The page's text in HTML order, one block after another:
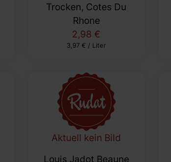
Trocken, Cotes Du
Rhone
2,98 €
3,97 € / Liter
Aktuell kein Bild
Louis Jadot Beaune